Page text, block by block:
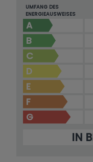
UMFANG DES
ENERGIEAUSWEISES
A
B
C
D
E
F
G
IN